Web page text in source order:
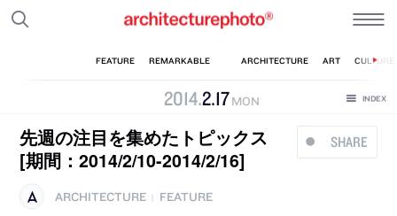
2014.2.17 MON
SHARE
先週の注目を集めたトピックス
[期間：2014/2/10-2014/2/16]
ARCHITECTURE FEATURE